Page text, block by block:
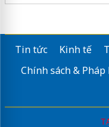
Tin tức Kinh tế
Chính sách &